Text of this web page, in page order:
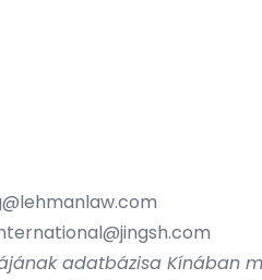
adatbázisa Kínában